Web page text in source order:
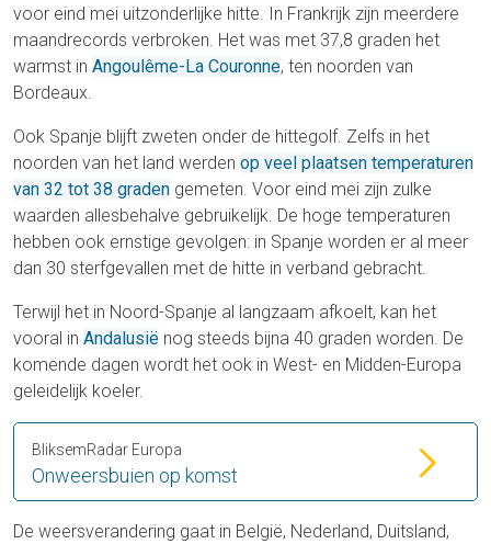
voor eind mei uitzonderlijke hitte. In Frankrijk zijn meerdere
maandrecords verbroken. Het was met 37,8 graden het
warmst in Angoulême-La Couronne, ten noorden van
Bordeaux.
Ook Spanje blijft zweten onder de hittegolf. Zelfs in het
noorden van het land werden op veel plaatsen temperaturen
van 32 tot 38 graden gemeten. Voor eind mei zijn zulke
waarden allesbehalve gebruikelijk. De hoge temperaturen
hebben ook ernstige gevolgen: in Spanje worden er al meer
dan 30 sterfgevallen met de hitte in verband gebracht.
Terwijl het in Noord-Spanje al langzaam afkoelt, kan het
vooral in Andalusië nog steeds bijna 40 graden worden. De
komende dagen wordt het ook in West- en Midden-Europa
geleidelijk koeler.
Onweersbuien op komst
BliksemRadar Europa
De weersverandering gaat in België, Nederland, Duitsland,